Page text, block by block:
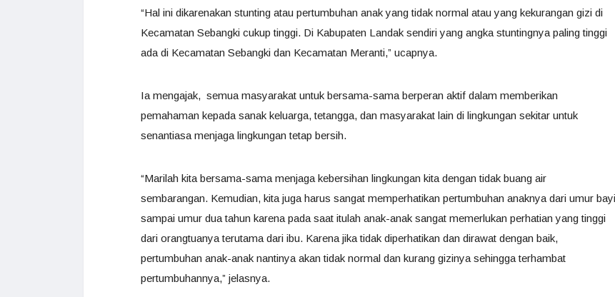
“Hal ini dikarenakan stunting atau pertumbuhan anak yang tidak normal atau yang kekurangan gizi di
Kecamatan Sebangki cukup tinggi. Di Kabupaten Landak sendiri yang angka stuntingnya paling tinggi
ada di Kecamatan Sebangki dan Kecamatan Meranti,” ucapnya.
Ia mengajak, semua masyarakat untuk bersama-sama berperan aktif dalam memberikan
pemahaman kepada sanak keluarga, tetangga, dan masyarakat lain di lingkungan sekitar untuk
senantiasa menjaga lingkungan tetap bersih.
“Marilah kita bersama-sama menjaga kebersihan lingkungan kita dengan tidak buang air
sembarangan. Kemudian, kita juga harus sangat memperhatikan pertumbuhan anaknya dari umur bayi
sampai umur dua tahun karena pada saat itulah anak-anak sangat memerlukan perhatian yang tinggi
dari orangtuanya terutama dari ibu. Karena jika tidak diperhatikan dan dirawat dengan baik,
pertumbuhan anak-anak nantinya akan tidak normal dan kurang gizinya sehingga terhambat
pertumbuhannya,” jelasnya.